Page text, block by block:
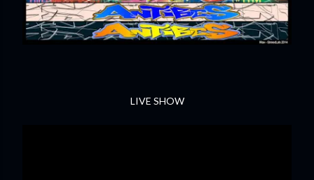
LIVE SHOW